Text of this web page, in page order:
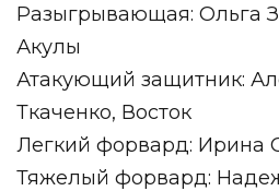
Разыгрывающая: Ольга
Акулы
Атакующий защитник:
Ткаченко, Восток
Легкий форвард: Ирина
Тяжелый форвард: